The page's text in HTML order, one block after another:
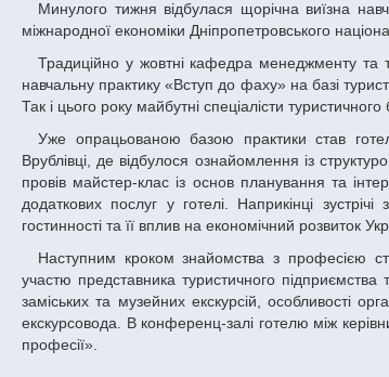
Минулого тижня відбулася щорічна виїзна навчальна практика «Вступ до фаху» для студентів І курсу спеціальності «Туризм» факультету
міжнародної економіки Дніпропетровського
Традиційно у жовтні кафедра менеджменту та туристичного бізнесу факультету міжнародної економіки ДНУ організовує для своїх студентів
навчальну практику «Вступ до фаху» на базі
Так і цього року майбутні спеціалісти
Уже опрацьованою базою практики став готельно-ресторанний комплекс «Ксенія», що знаходиться у м. Кам’янець-Подільскому, та с.
Врублівці, де відбулося ознайомлення із
провів майстер-клас із основ планування та
додаткових послуг у готелі. Наприкінці
гостинності та її вплив на економічний розвиток
Наступним кроком знайомства з професією стало вивчення туристично-екскурсійного потенціалу м. Камянець-Подільский та регіону. За
участю представника туристичного підприємства
заміських та музейних екскурсій, особливості
екскурсовода. В конференц-залі готелю між
професії».